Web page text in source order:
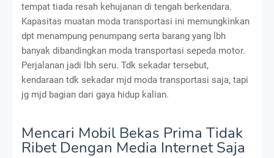
tempat tiada resah kehujanan di tengah berkendara.
Kapasitas muatan moda transportasi ini memungkinkan
dpt menampung penumpang serta barang yang lbh
banyak dibandingkan moda transportasi sepeda motor.
Perjalanan jadi lbh seru. Tdk sekadar tersebut,
kendaraan tdk sekadar mjd moda transportasi saja, tapi
jg mjd bagian dari gaya hidup kalian.
Mencari Mobil Bekas Prima Tidak
Ribet Dengan Media Internet Saja